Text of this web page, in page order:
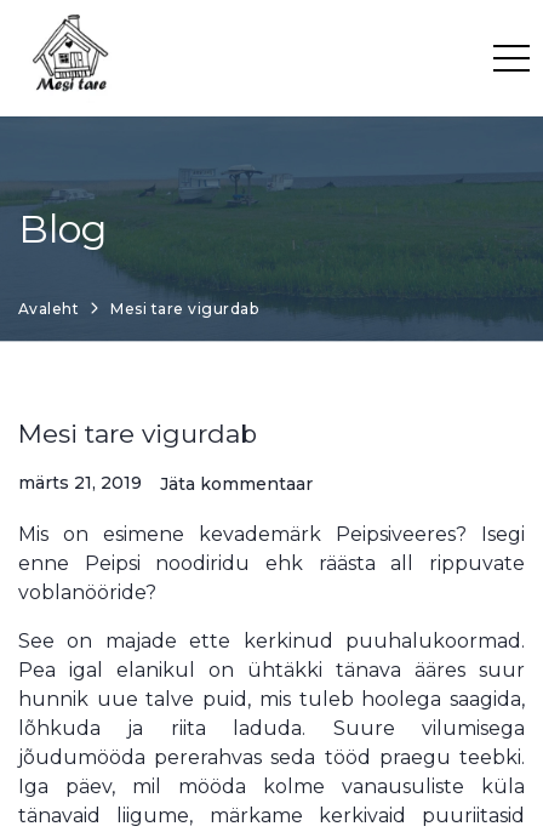
content
Blog
Avaleht Mesi tare vigurdab
Mesi tare vigurdab
märts 21, 2019 Jäta kommentaar
Mis on esimene kevademärk Peipsiveeres? Isegi
enne Peipsi noodiridu ehk räästa all rippuvate
voblanööride?
See on majade ette kerkinud puuhalukoormad.
Pea igal elanikul on ühtäkki tänava ääres suur
hunnik uue talve puid, mis tuleb hoolega saagida,
lõhkuda ja riita laduda. Suure vilumisega
jõudumööda pererahvas seda tööd praegu teebki.
Iga päev, mil mööda kolme vanausuliste küla
tänavaid liigume, märkame kerkivaid puuriitasid